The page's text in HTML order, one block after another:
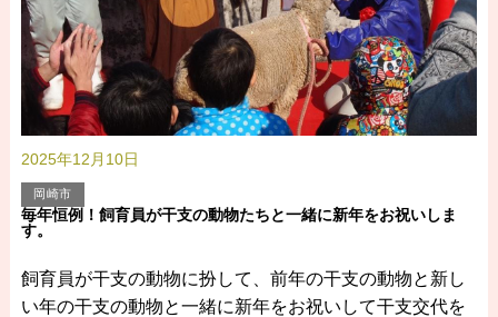
2025年12月10日
岡崎市
毎年恒例！飼育員が干支の動物たちと一緒に新年をお祝いしま
す。
飼育員が干支の動物に扮して、前年の干支の動物と新し
い年の干支の動物と一緒に新年をお祝いして干支交代を